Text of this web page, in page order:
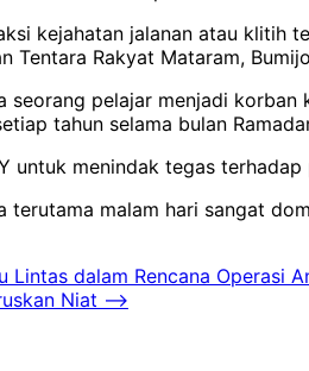
kejahatan jalanan atau
Tentara Rakyat Mataram,
pelajar menjadi
tahun selama bulan
untuk menindak tegas
terutama malam hari sangat
Lintas dalam Rencana Operasi
Niat ⟶